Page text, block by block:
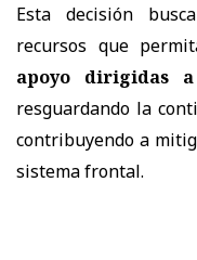
Esta decisión
recursos que
apoyo dirigidas
resguardando la
contribuyendo a
sistema frontal.